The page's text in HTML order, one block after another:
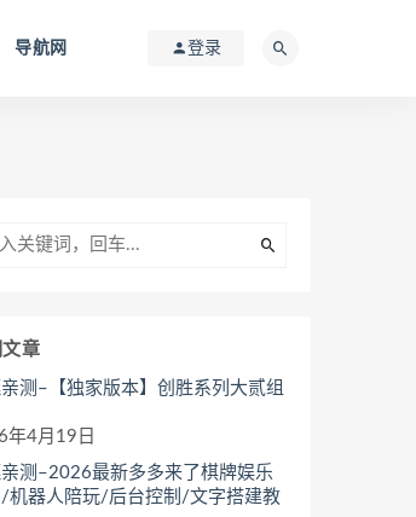
导航网 登录
章
测–【独家版本】创胜系列大贰组
年4月19日
测–2026最新多多来了棋牌娱乐
机器人陪玩/后台控制/文字搭建教